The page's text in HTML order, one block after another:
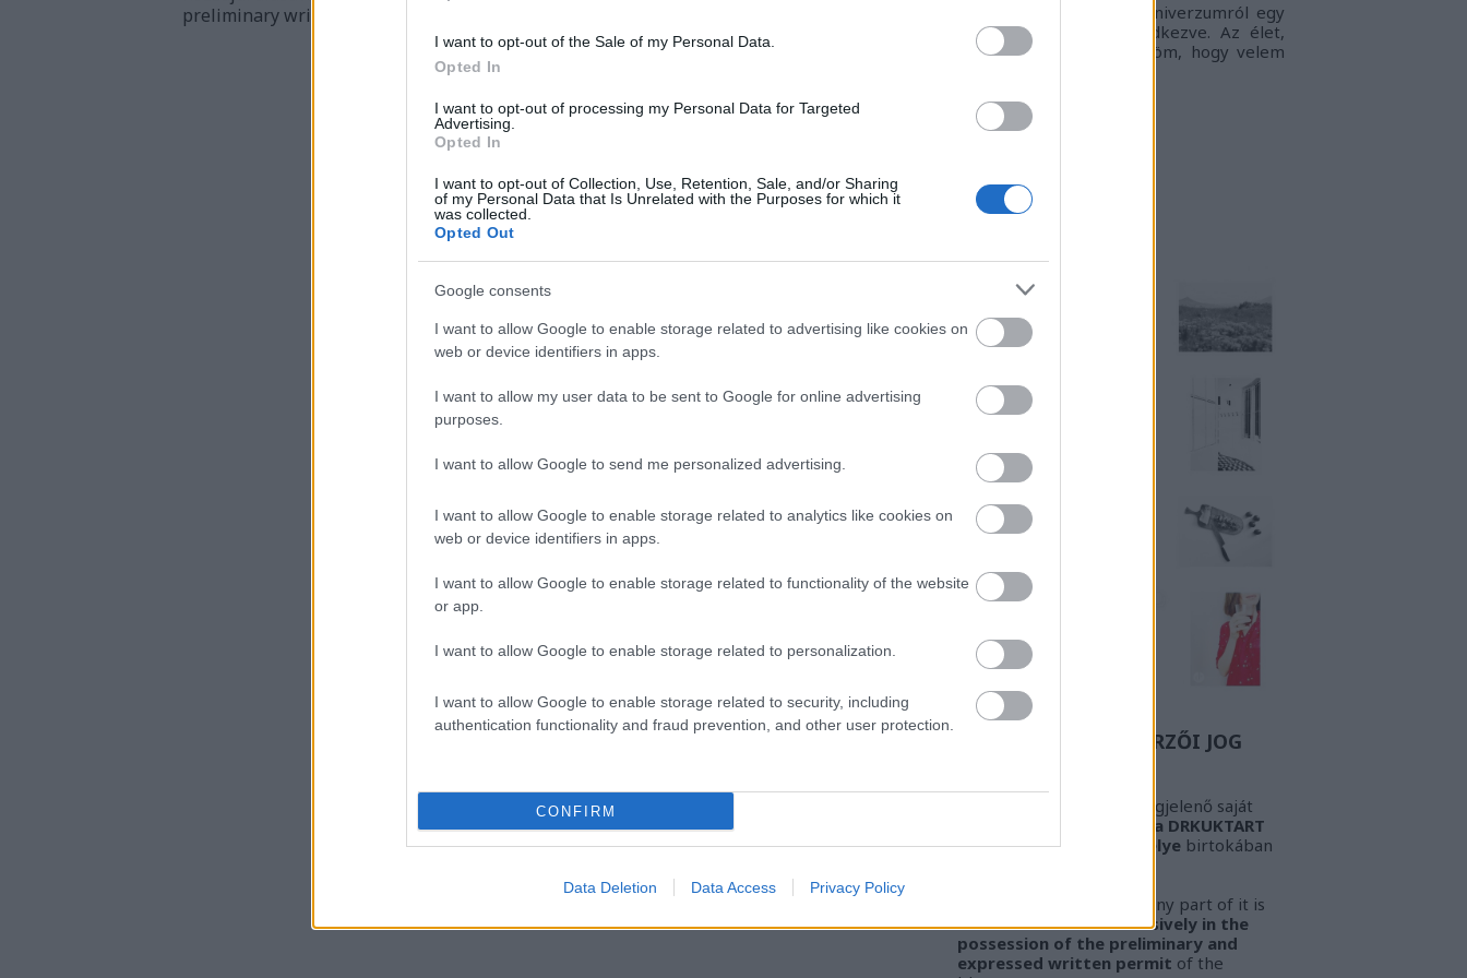
I want to opt-out of the Sale of my Personal Data.
Opted In
I want to opt-out of processing my Personal Data for Targeted
Advertising.
Opted In
I want to opt-out of Collection, Use, Retention, Sale, and/or Sharing
of my Personal Data that Is Unrelated with the Purposes for which it
was collected.
Opted Out
Google consents
I want to allow Google to enable storage related to advertising like cookies on
web or device identifiers in apps.
I want to allow my user data to be sent to Google for online advertising
purposes.
I want to allow Google to send me personalized advertising.
I want to allow Google to enable storage related to analytics like cookies on
web or device identifiers in apps.
I want to allow Google to enable storage related to functionality of the website
or app.
I want to allow Google to enable storage related to personalization.
I want to allow Google to enable storage related to security, including
authentication functionality and fraud prevention, and other user protection.
CONFIRM
Data Deletion Data Access Privacy Policy
preliminary written permission.
nagyvilágban, a táguló univerzumról egy
pillanatra sem megfeledkezve. Az élet,
ahogy én látom.
Köszönöm, hogy velem
DRKUKTA
AZ A BIZONYOS SZERZŐI JOG
FIGYELEM! Az oldalon megjelenő saját
kizárólag a DRKUKTART
előzetes írásbeli engedélye birtokában
This work or any part of it is
allowed to be usedexclusively in the
possession of the preliminary and
expressed written permit of the